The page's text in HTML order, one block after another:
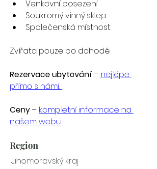
Venkovní posezení
Soukromý vinný sklep
Společenská místnost
Zvířata pouze po dohodě.
Rezervace ubytování – nejlépe
přímo s námi.
Ceny – kompletní informace na
našem webu.
Region
Jihomoravský kraj